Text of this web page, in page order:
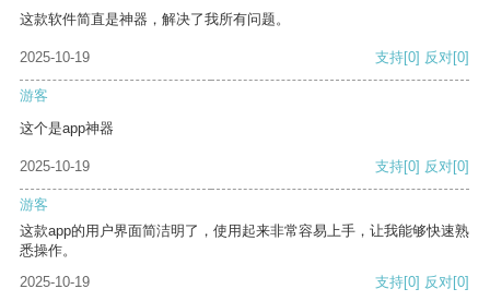
这款软件简直是神器，解决了我所有问题。
2025-10-19 支持[0] 反对[0]
游客
这个是app神器
2025-10-19 支持[0] 反对[0]
游客
这款app的用户界面简洁明了，使用起来非常容易上手，让我能够快速熟
悉操作。
2025-10-19
支持[0] 反对[0]